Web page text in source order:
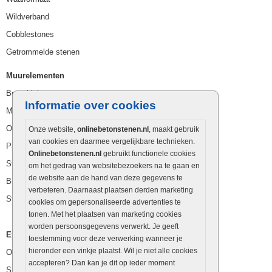
Informatie over cookies
Onze website, onlinebetonstenen.nl , maakt gebruik
van cookies en daarmee vergelijkbare technieken.
Onlinebetonstenen.nl gebruikt functionele cookies
om het gedrag van websitebezoekers na te gaan en
de website aan de hand van deze gegevens te
verbeteren. Daarnaast plaatsen derden marketing
cookies om gepersonaliseerde advertenties te
tonen. Met het plaatsen van marketing cookies
worden persoonsgegevens verwerkt. Je geeft
toestemming voor deze verwerking wanneer je
hieronder een vinkje plaatst. Wil je niet alle cookies
accepteren? Dan kan je dit op ieder moment
Wildverband
Cobblestones
Getrommelde stenen
Muurelementen
Betonbielzen
Muurstenen
Opsluitbanden
Palissaden
Stapelblokken
Betonblokken
Stapelstenen
Extra benodigdheden
Ophoogzand
Siergrind en siersplit